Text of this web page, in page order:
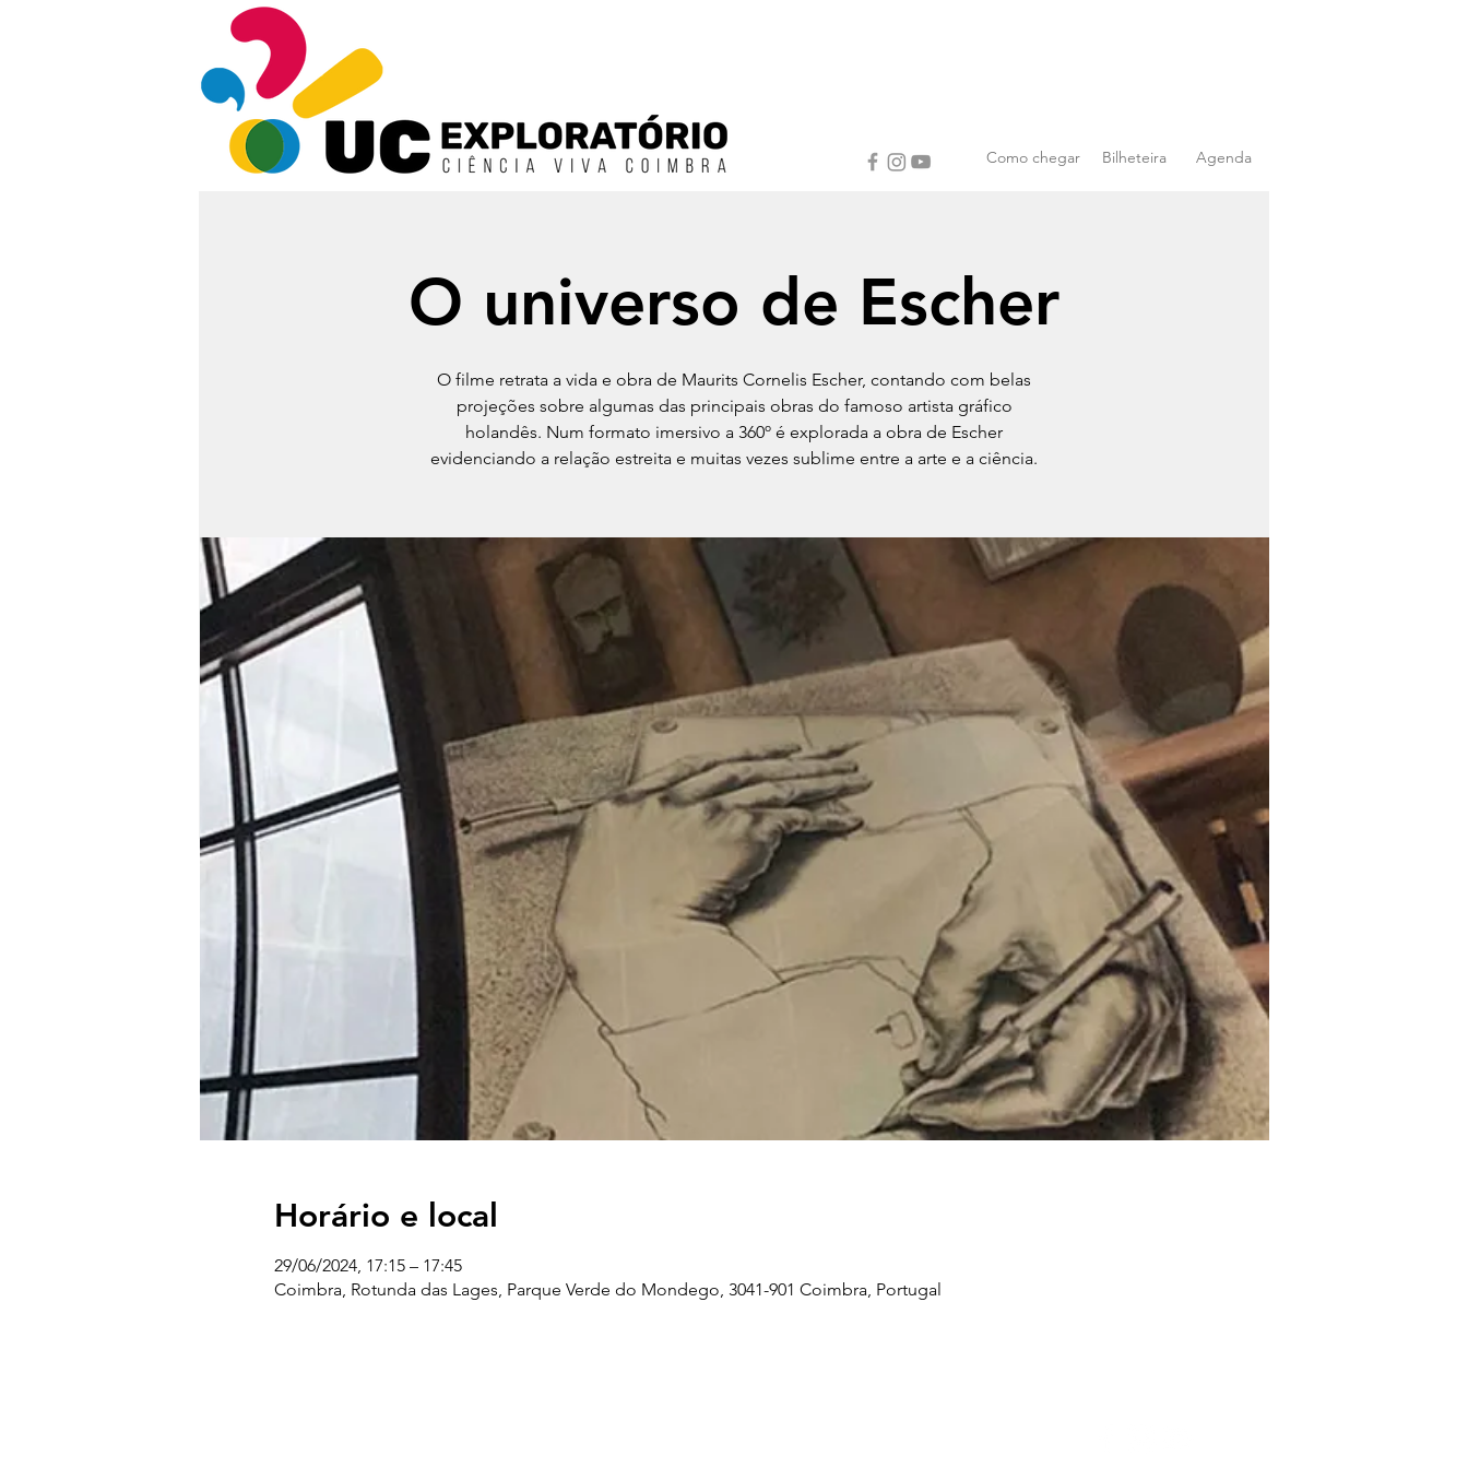
Como chegar Bilheteira Agenda
O universo de Escher
O filme retrata a vida e obra de Maurits Cornelis Escher, contando com belas
projeções sobre algumas das principais obras do famoso artista gráfico
holandês. Num formato imersivo a 360º é explorada a obra de Escher
evidenciando a relação estreita e muitas vezes sublime entre a arte e a ciência.
Horário e local
29/06/2024, 17:15 – 17:45
Coimbra, Rotunda das Lages, Parque Verde do Mondego, 3041-901 Coimbra, Portugal